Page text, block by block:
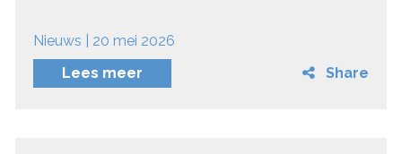
Nieuws | 20 mei 2026
Lees meer
Share